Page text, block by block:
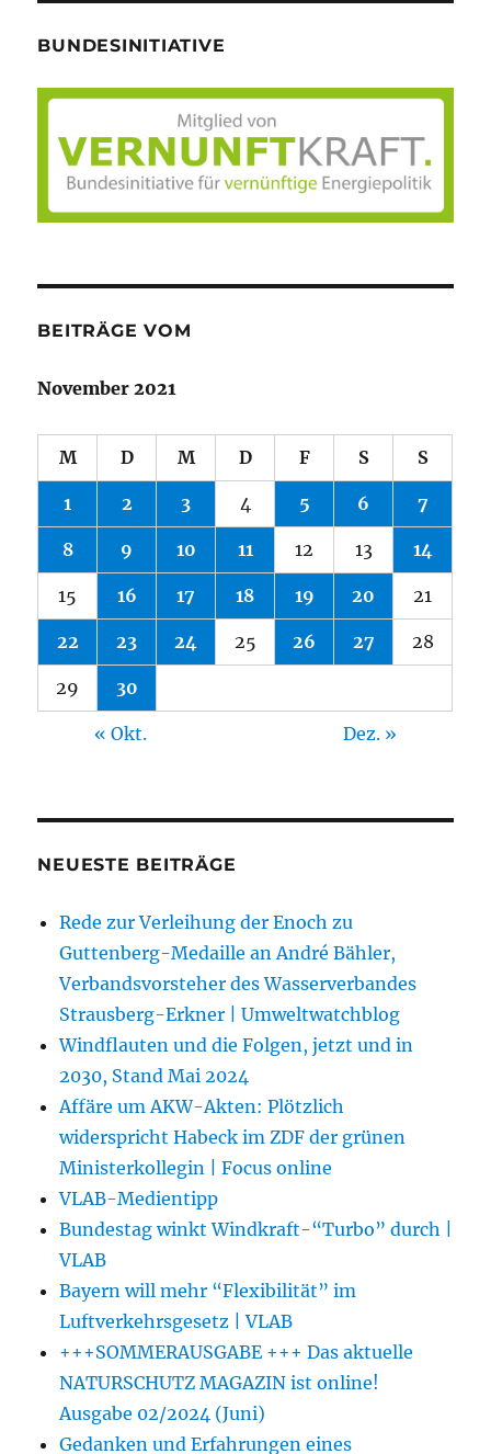
BUNDESINITIATIVE
BEITRÄGE VOM
November 2021
M D M D F S S
1 2 3 4 5 6 7
8 9 10 11 12 13 14
15 16 17 18 19 20 21
22 23 24 25 26 27 28
29 30
« Okt. Dez. »
NEUESTE BEITRÄGE
Rede zur Verleihung der Enoch zu
Guttenberg-Medaille an André Bähler,
Verbandsvorsteher des Wasserverbandes
Strausberg-Erkner | Umweltwatchblog
Windflauten und die Folgen, jetzt und in
2030, Stand Mai 2024
Affäre um AKW-Akten: Plötzlich
widerspricht Habeck im ZDF der grünen
Ministerkollegin | Focus online
VLAB-Medientipp
Bundestag winkt Windkraft-“Turbo” durch |
VLAB
Bayern will mehr “Flexibilität” im
Luftverkehrsgesetz | VLAB
+++SOMMERAUSGABE +++ Das aktuelle
NATURSCHUTZ MAGAZIN ist online!
Ausgabe 02/2024 (Juni)
Gedanken und Erfahrungen eines